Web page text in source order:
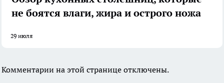
не боятся влаги, жира и острого ножа
29 июля
Комментарии на этой странице отключены.